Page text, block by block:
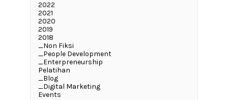
2022
2021
2020
2019
2018
_Non Fiksi
_People Development
_Enterpreneurship
Pelatihan
_Blog
_Digital Marketing
Events